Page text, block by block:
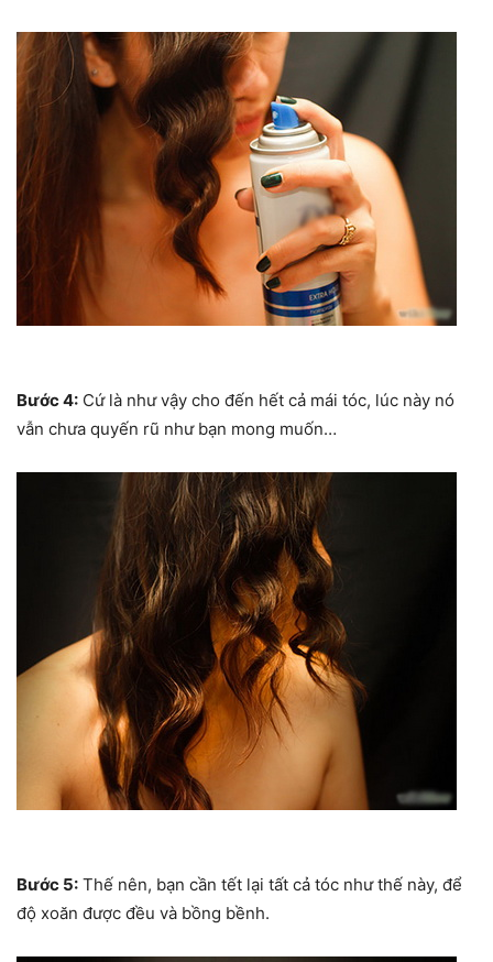
Bước 4: Cứ là như vậy cho đến hết cả mái tóc, lúc này nó
vẫn chưa quyến rũ như bạn mong muốn…
Bước 5: Thế nên, bạn cần tết lại tất cả tóc như thế này, để
độ xoăn được đều và bồng bềnh.